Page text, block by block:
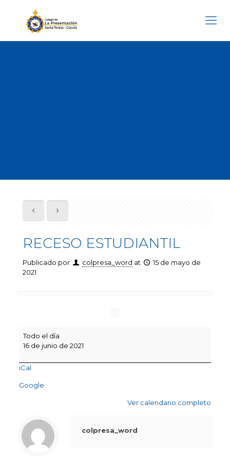
RECESO ESTUDIANTIL
Publicado por colpresa_word at
15 de mayo de
2021
ESTUDIANTIL
Todo el día
16 de junio de 2021
iCal
Google
Ver calendario completo
colpresa_word